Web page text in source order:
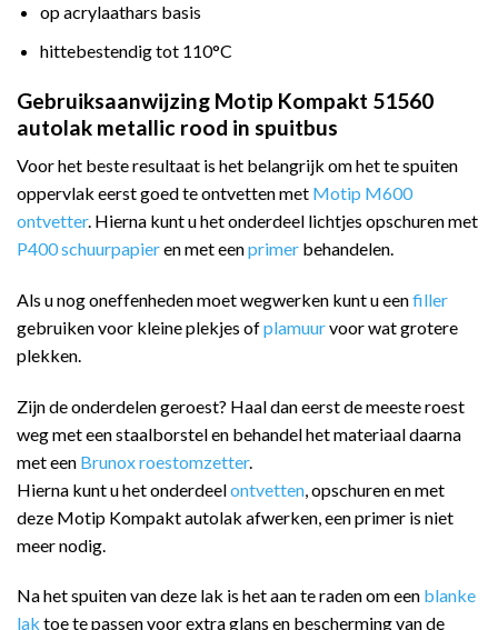
op acrylaathars basis
hittebestendig tot 110°C
Gebruiksaanwijzing Motip Kompakt 51560
autolak metallic rood in spuitbus
Voor het beste resultaat is het belangrijk om het te spuiten
oppervlak eerst goed te ontvetten met Motip M600
ontvetter. Hierna kunt u het onderdeel lichtjes opschuren met
P400 schuurpapieren met eenprimer behandelen.
Als u nog oneffenheden moet wegwerken kunt u eenfiller
gebruiken voor kleine plekjes ofplamuurvoor wat grotere
plekken.
Zijn de onderdelen geroest? Haal dan eerst de meeste roest
weg met een staalborstel en behandel het materiaal daarna
met een Brunox roestomzetter.
Hierna kunt u het onderdeelontvetten , opschuren en met
deze Motip Kompakt autolak afwerken, een primer is niet
meer nodig.
Na het spuiten van deze lak is het aan te raden om een blanke
lak toe te passen voor extra glans en bescherming van de